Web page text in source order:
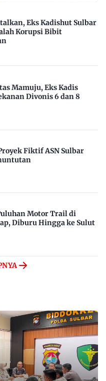
Eks Kadishut Sulbar
Korupsi Bibit
Mamuju, Eks Kadis
Divonis 6 dan 8
Fiktif ASN Sulbar
Motor Trail di
Diburu Hingga ke Sulut